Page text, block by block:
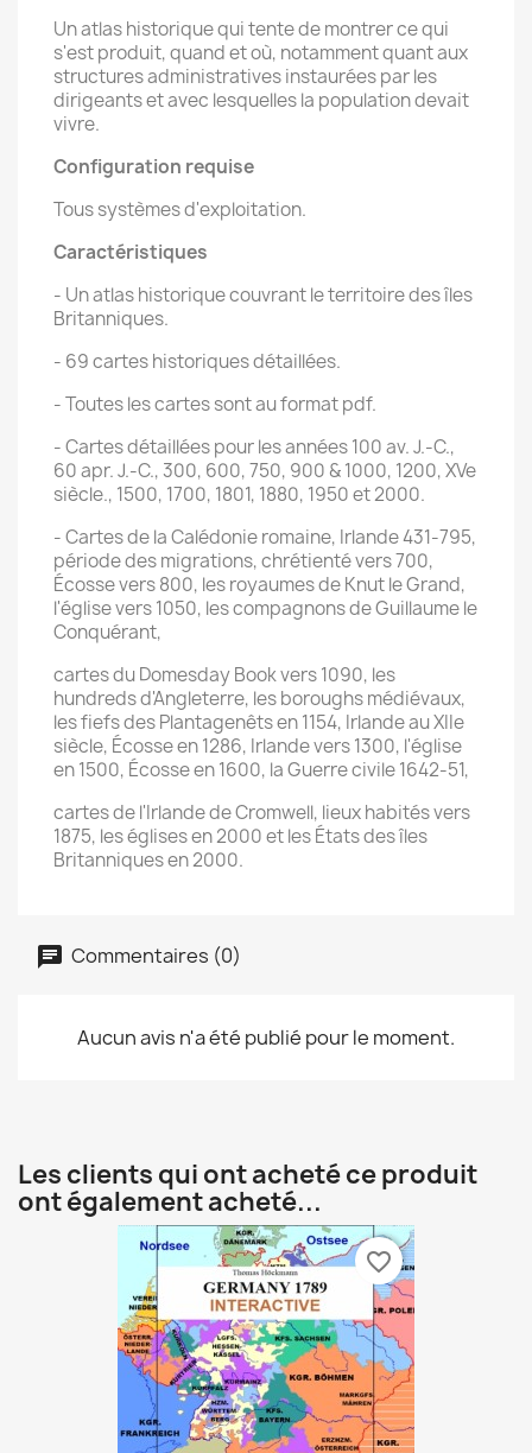
Un atlas historique qui tente de montrer ce qui
s'est produit, quand et où, notamment quant aux
structures administratives instaurées par les
dirigeants et avec lesquelles la population devait
vivre.
Configuration requise
Tous systèmes d'exploitation.
Caractéristiques
- Un atlas historique couvrant le territoire des îles
Britanniques.
- 69 cartes historiques détaillées.
- Toutes les cartes sont au format pdf.
- Cartes détaillées pour les années 100 av. J.-C.,
60 apr. J.-C., 300, 600, 750, 900 & 1000, 1200, XVe
siècle., 1500, 1700, 1801, 1880, 1950 et 2000.
- Cartes de la Calédonie romaine, Irlande 431-795,
période des migrations, chrétienté vers 700,
Écosse vers 800, les royaumes de Knut le Grand,
l'église vers 1050, les compagnons de Guillaume le
Conquérant,
cartes du Domesday Book vers 1090, les
hundreds d'Angleterre, les boroughs médiévaux,
les fiefs des Plantagenêts en 1154, Irlande au XIIe
siècle, Écosse en 1286, Irlande vers 1300, l'église
en 1500, Écosse en 1600, la Guerre civile 1642-51,
cartes de l'Irlande de Cromwell, lieux habités vers
1875, les églises en 2000 et les États des îles
Britanniques en 2000.
Commentaires (0)
Aucun avis n'a été publié pour le moment.
Les clients qui ont acheté ce produit
ont également acheté...
favorite_border